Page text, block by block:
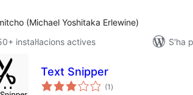
(Michael Yoshitaka Erlewine)
instal·lacions actives
S'ha
Text Snipper
(1 puntuacions
totals
)